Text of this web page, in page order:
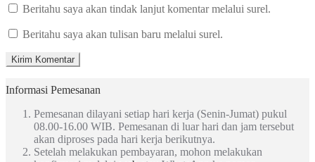
Beritahu saya akan tindak lanjut komentar melalui surel.
Beritahu saya akan tulisan baru melalui surel.
Informasi Pemesanan
Pemesanan dilayani setiap hari kerja (Senin-Jumat) pukul
08.00-16.00 WIB. Pemesanan di luar hari dan jam tersebut
akan diproses pada hari kerja berikutnya.
Setelah melakukan pembayaran, mohon melakukan